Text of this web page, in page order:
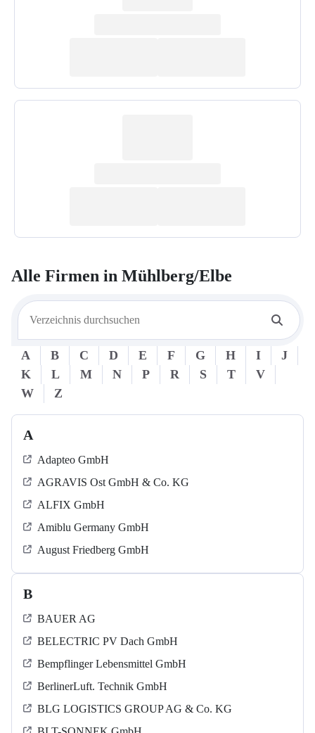
Alle Firmen in Mühlberg/Elbe
A B C D E F G H I
J
K
L M N P R S T
V
W
Z
A
Adapteo GmbH
AGRAVIS Ost GmbH & Co. KG
ALFIX GmbH
Amiblu Germany GmbH
August Friedberg GmbH
B
BAUER AG
BELECTRIC PV Dach GmbH
Bempflinger Lebensmittel GmbH
BerlinerLuft. Technik GmbH
BLG LOGISTICS GROUP AG & Co. KG